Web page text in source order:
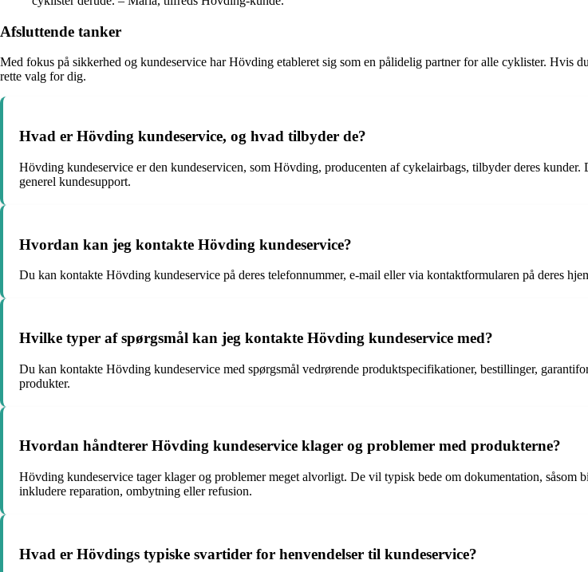
Afsluttende tanker
Med fokus på sikkerhed og kundeservice har Hövding etableret sig som en pålidelig partner for alle cyklister. Hvis
rette valg for dig.
Hvad er Hövding kundeservice, og hvad tilbyder de?
Hövding kundeservice er den kundeservicen, som Hövding, producenten af cykelairbags, tilbyder deres
generel kundesupport.
Hvordan kan jeg kontakte Hövding kundeservice?
Du kan kontakte Hövding kundeservice på deres telefonnummer, e-mail eller via kontaktformularen på deres
Hvilke typer af spørgsmål kan jeg kontakte Hövding kundeservice med?
Du kan kontakte Hövding kundeservice med spørgsmål vedrørende produktspecifikationer, bestillinger,
produkter.
Hvordan håndterer Hövding kundeservice klager og problemer med produkterne?
Hövding kundeservice tager klager og problemer meget alvorligt. De vil typisk bede om dokumentation, såsom
inkludere reparation, ombytning eller refusion.
Hvad er Hövdings typiske svartider for henvendelser til kundeservice?